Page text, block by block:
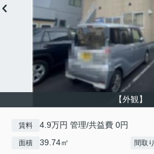
【外観】
賃料 4.9万円 管理/共益費 0円
面積 39.74㎡ 間取り